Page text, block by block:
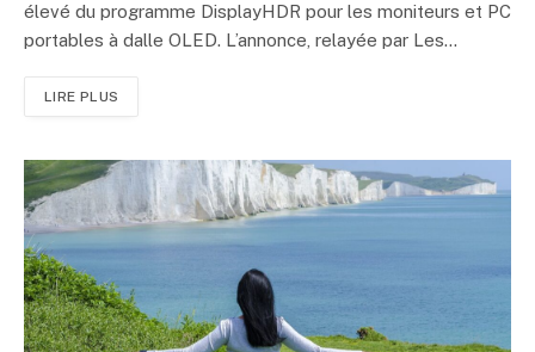
élevé du programme DisplayHDR pour les moniteurs et PC
portables à dalle OLED. L’annonce, relayée par Les…
LIRE PLUS